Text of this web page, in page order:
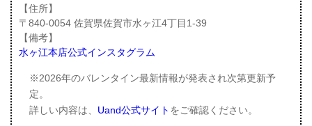
【住所】
〒840-0054 佐賀県佐賀市水ヶ江4丁目1-39
【備考】
水ヶ江本店公式インスタグラム
※2026年のバレンタイン最新情報が発表され次第更新予
定。
詳しい内容は、 Uand公式サイト をご確認ください。